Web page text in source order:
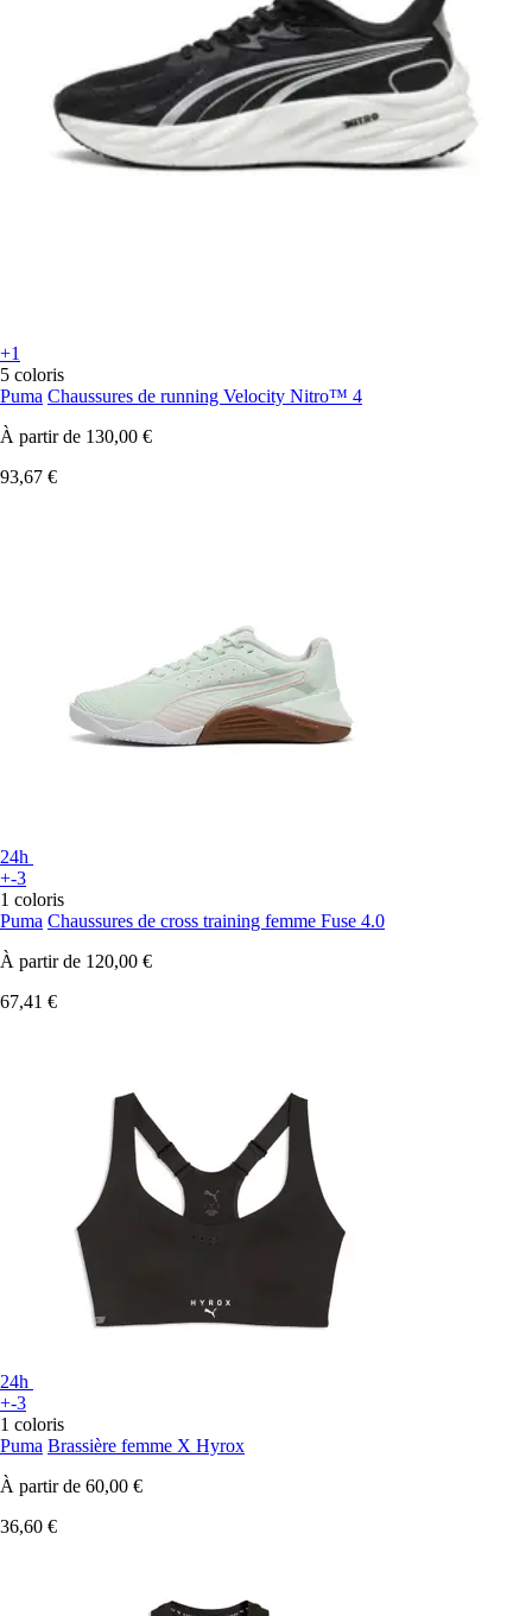
+1
5 coloris
Puma Chaussures de running Velocity Nitro™ 4
À partir de 130,00 €
93,67 €
24h
+-3
1 coloris
Puma Chaussures de cross training femme Fuse 4.0
À partir de 120,00 €
67,41 €
24h
+-3
1 coloris
Puma Brassière femme X Hyrox
À partir de 60,00 €
36,60 €